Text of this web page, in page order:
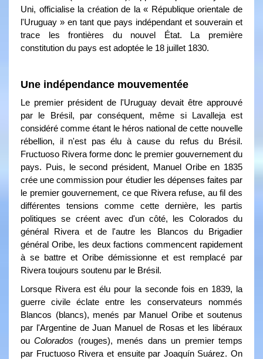
Uni, officialise la création de la « République orientale de
l'Uruguay » en tant que pays indépendant et souverain et
trace les frontières du nouvel État. La première
constitution du pays est adoptée le 18 juillet 1830.
Une indépendance mouvementée
Le premier président de l'Uruguay devait être approuvé
par le Brésil, par conséquent, même si Lavalleja est
considéré comme étant le héros national de cette nouvelle
rébellion, il n'est pas élu à cause du refus du Brésil.
Fructuoso Rivera forme donc le premier gouvernement du
pays. Puis, le second président, Manuel Oribe en 1835
crée une commission pour étudier les dépenses faites par
le premier gouvernement, ce que Rivera refuse, au fil des
différentes tensions comme cette dernière, les partis
politiques se créent avec d'un côté, les Colorados du
général Rivera et de l'autre les Blancos du Brigadier
général Oribe, les deux factions commencent rapidement
à se battre et Oribe démissionne et est remplacé par
Rivera toujours soutenu par le Brésil.
Lorsque Rivera est élu pour la seconde fois en 1839, la
guerre civile éclate entre les conservateurs nommés
Blancos (blancs), menés par Manuel Oribe et soutenus
par l'Argentine de Juan Manuel de Rosas et les libéraux
ouColorados (rouges), menés dans un premier temps
par Fructuoso Rivera et ensuite par Joaquín Suárez. On